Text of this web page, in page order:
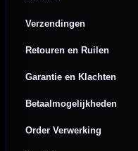
Verzendingen
Retouren en Ruilen
Garantie en Klachten
Betaalmogelijkheden
Order Verwerking